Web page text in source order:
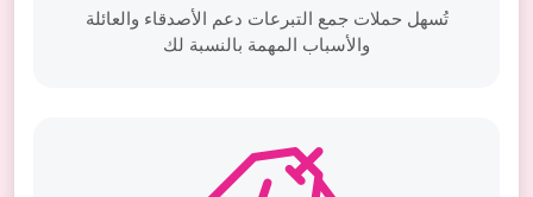
تُسهل حملات جمع التبرعات دعم الأصدقاء والعائلة
والأسباب المهمة بالنسبة لك